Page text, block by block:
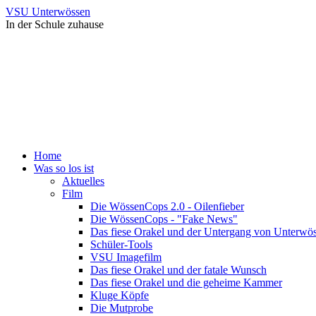
VSU Unterwössen
In der Schule zuhause
Home
Was so los ist
Aktuelles
Film
Die WössenCops 2.0 - Oilenfieber
Die WössenCops - "Fake News"
Das fiese Orakel und der Untergang von
Schüler-Tools
VSU Imagefilm
Das fiese Orakel und der fatale Wunsch
Das fiese Orakel und die geheime Kammer
Kluge Köpfe
Die Mutprobe